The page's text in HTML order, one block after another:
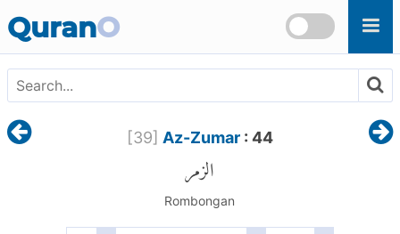
QuranO
[39] Az-Zumar: 44
الزمر
Rombongan